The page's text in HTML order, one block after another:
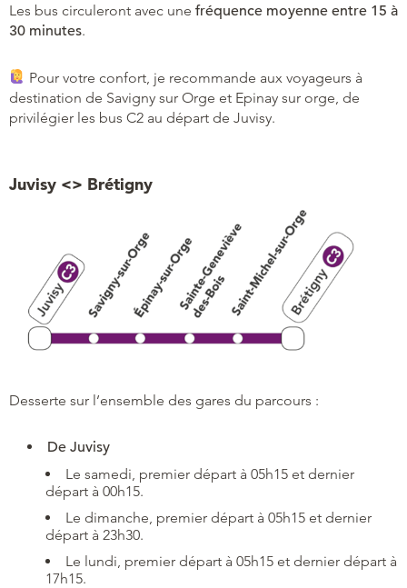
Les bus circuleront avec une fréquence moyenne entre 15 à
30 minutes.
Pour votre confort, je recommande aux voyageurs à
destination de Savigny sur Orge et Epinay sur orge, de
privilégier les bus C2 au départ de Juvisy.
Juvisy <> Brétigny
Desserte sur l’ensemble des gares du parcours :
De Juvisy
Le samedi, premier départ à 05h15 et dernier
départ à 00h15.
Le dimanche, premier départ à 05h15 et dernier
départ à 23h30.
Le lundi, premier départ à 05h15 et dernier départ à
17h15.